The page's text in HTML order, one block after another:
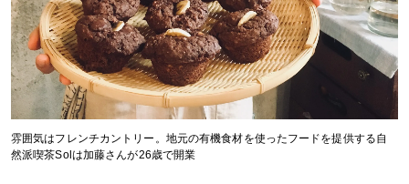
雰囲気はフレンチカントリー。地元の有機食材を使ったフードを提供する自
然派喫茶Solは加藤さんが26歳で開業